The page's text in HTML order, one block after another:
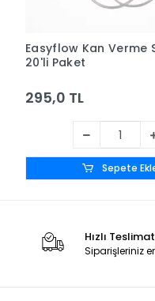
Easyflow Kan Verme
20'li Paket
295,0 TL
Sepete
Hızlı Teslimat
Siparişleriniz